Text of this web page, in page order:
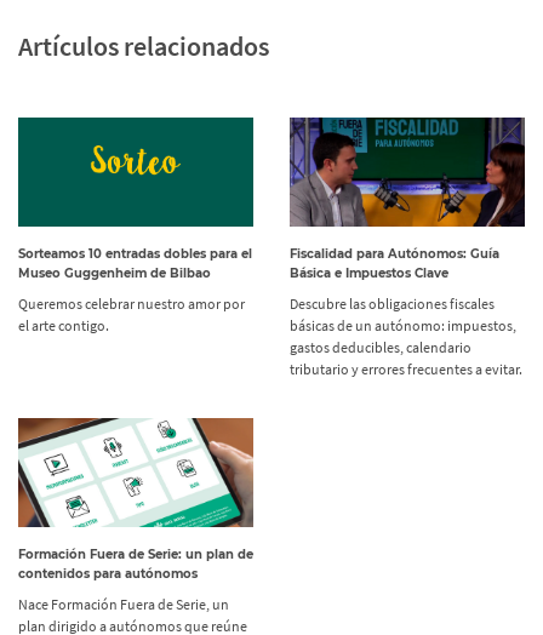
Artículos relacionados
Sorteamos 10 entradas dobles para el
Museo Guggenheim de Bilbao
Queremos celebrar nuestro amor por
el arte contigo.
Fiscalidad para Autónomos: Guía
Básica e Impuestos Clave
Descubre las obligaciones fiscales
básicas de un autónomo: impuestos,
gastos deducibles, calendario
tributario y errores frecuentes a evitar.
Formación Fuera de Serie: un plan de
contenidos para autónomos
Nace Formación Fuera de Serie, un
plan dirigido a autónomos que reúne